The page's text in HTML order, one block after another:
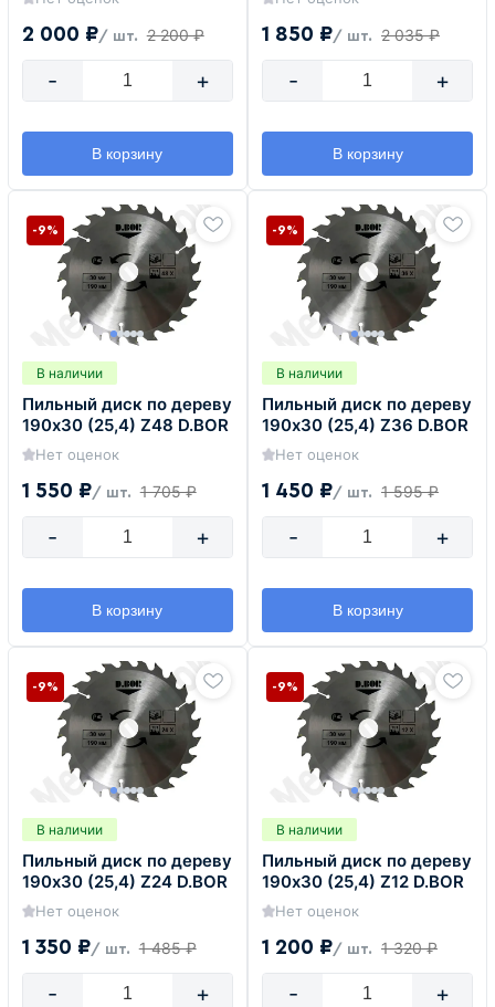
2 000 ₽/ шт. 2 200 ₽
- +
В корзину
1 850 ₽/ шт. 2 035 ₽
- +
В корзину
В наличии
Пильный диск по дереву
190х30 (25,4) Z48 D.BOR
Нет оценок
1 550 ₽/ шт. 1 705 ₽
-9%
- +
В корзину
В наличии
Пильный диск по дереву
190х30 (25,4) Z36 D.BOR
Нет оценок
1 450 ₽/ шт. 1 595 ₽
-9%
- +
В корзину
В наличии
Пильный диск по дереву
190х30 (25,4) Z24 D.BOR
Нет оценок
1 350 ₽/ шт. 1 485 ₽
-9%
- +
В наличии
Пильный диск по дереву
190х30 (25,4) Z12 D.BOR
Нет оценок
1 200 ₽/ шт. 1 320 ₽
-9%
- +